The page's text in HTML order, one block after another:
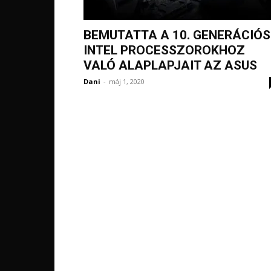
BEMUTATTA A 10. GENERÁCIÓS
INTEL PROCESSZOROKHOZ
VALÓ ALAPLAPJAIT AZ ASUS
Dani - máj 1, 2020